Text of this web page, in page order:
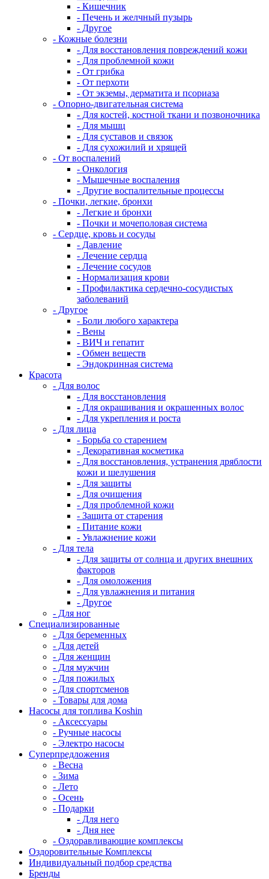
- Кишечник
- Печень и желчный пузырь
- Другое
- Кожные болезни
- Для восстановления повреждений кожи
- Для проблемной кожи
- От грибка
- От перхоти
- От экземы, дерматита и псориаза
- Опорно-двигательная система
- Для костей, костной ткани и позвоночника
- Для мышц
- Для суставов и связок
- Для сухожилий и хрящей
- От воспалений
- Онкология
- Мышечные воспаления
- Другие воспалительные процессы
- Почки, легкие, бронхи
- Легкие и бронхи
- Почки и мочеполовая система
- Сердце, кровь и сосуды
- Давление
- Лечение сердца
- Лечение сосудов
- Нормализация крови
- Профилактика сердечно-сосудистых
заболеваний
- Другое
- Боли любого характера
- Вены
- ВИЧ и гепатит
- Обмен веществ
- Эндокринная система
Красота
- Для волос
- Для восстановления
- Для окрашивания и окрашенных волос
- Для укрепления и роста
- Для лица
- Борьба со старением
- Декоративная косметика
- Для восстановления, устранения дряблости
кожи и шелушения
- Для защиты
- Для очищения
- Для проблемной кожи
- Защита от старения
- Питание кожи
- Увлажнение кожи
- Для тела
- Для защиты от солнца и других внешних
факторов
- Для омоложения
- Для увлажнения и питания
- Другое
- Для ног
Специализированные
- Для беременных
- Для детей
- Для женщин
- Для мужчин
- Для пожилых
- Для спортсменов
- Товары для дома
Насосы для топлива Koshin
- Аксессуары
- Ручные насосы
- Электро насосы
Суперпредложения
- Весна
- Зима
- Лето
- Осень
- Подарки
- Для него
- Дня нее
- Оздоравливающие комплексы
Оздоровительные Комплексы
Индивидуальный подбор средства
Бренды